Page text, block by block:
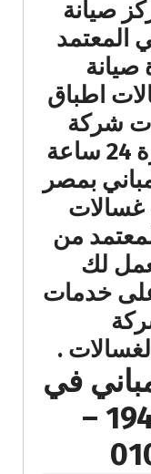
صيانة
المعتمد
صيانة
اطباق
شركة
بومباني وذلك على فترة 24 ساعة
بمصر
غسالات
من
لك
خدمات
.
في
الاسكندرية 19418 –